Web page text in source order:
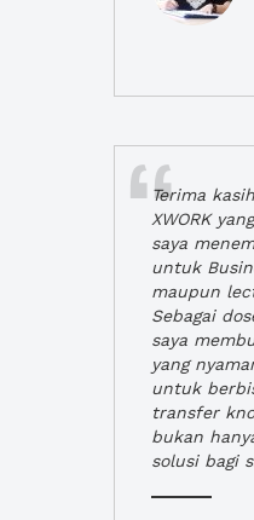
Terima
XWORK
saya
untuk
maupun
Sebagai
saya
yang
untuk
transfer
bukan
solusi bagi